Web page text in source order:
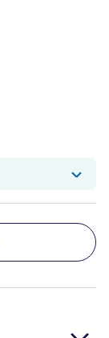
şu yoruma yanıt